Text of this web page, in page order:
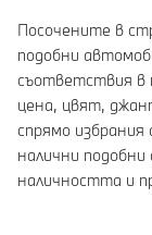
Посочените в
подобни
съответствия в
цена, цвят,
спрямо
налични
наличността и